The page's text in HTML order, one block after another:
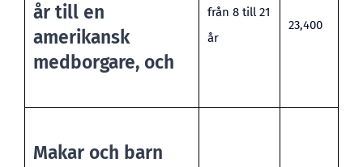
år till en
amerikansk
medborgare, och
från 8 till 21
år
23,400
Makar och barn